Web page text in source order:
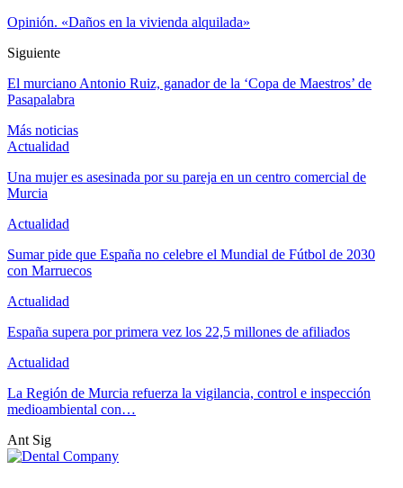
Opinión. «Daños en la vivienda alquilada»
Siguiente
El murciano Antonio Ruiz, ganador de la ‘Copa de Maestros’ de
Pasapalabra
Más noticias
Actualidad
Una mujer es asesinada por su pareja en un centro comercial de
Murcia
Actualidad
Sumar pide que España no celebre el Mundial de Fútbol de 2030
con Marruecos
Actualidad
España supera por primera vez los 22,5 millones de afiliados
Actualidad
La Región de Murcia refuerza la vigilancia, control e inspección
medioambiental con…
Ant Sig